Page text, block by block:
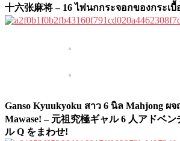
十六张麻将 – 16 ไพ่นกกระจอกของกระเบื้
Ganso Kyuukyoku สาว 6 นิล Mahjong ผ
Mawase! – 元祖究極ギャル 6 人アドベ
ル Q をまわせ!